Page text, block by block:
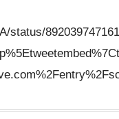
status/